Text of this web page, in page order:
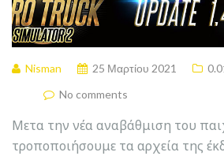
Nisman 25 Μαρτίου 2021
No comments
Μετα την νέα αναβάθμιση του
τροποποιήσουμε τα αρχεία της